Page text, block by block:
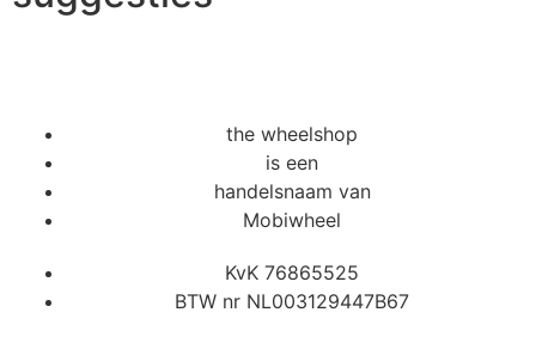
the wheelshop
is een
handelsnaam van
Mobiwheel
KvK 76865525
BTW nr NL003129447B67